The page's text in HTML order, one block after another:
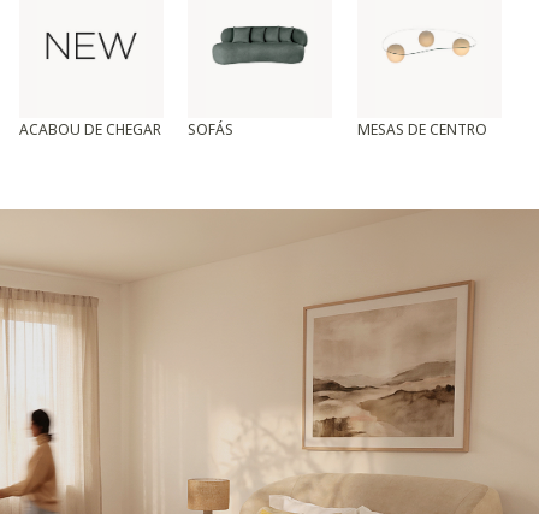
ACABOU DE CHEGAR SOFÁS MESAS DE CENTRO